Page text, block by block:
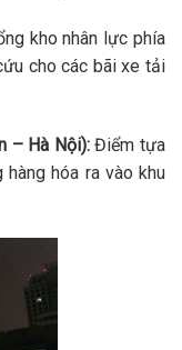
kho nhân lực phía
cho các bãi xe tải
– Hà Nội):Điểm tựa
hóa ra vào khu